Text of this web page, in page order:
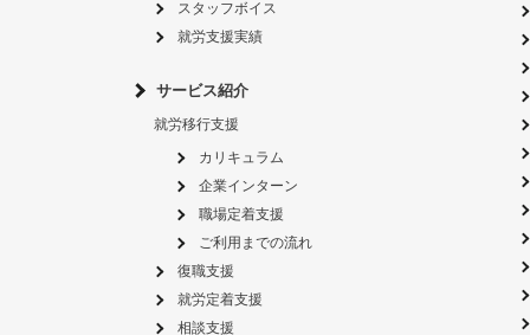
スタッフボイス
就労支援実績
サービス紹介
就労移行支援
カリキュラム
企業インターン
職場定着支援
ご利用までの流れ
復職支援
就労定着支援
相談支援